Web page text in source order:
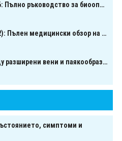
Clean Eating 2026: Пълно ръководство за биооптимизация чрез хранене
Грип тип A (H3N2): Пълен медицински обзор на сезонния щам през 2026 г.
Разликата между разширени вени и паякообразни вени - и как наистина можете да ги предотвратите
симптоми и